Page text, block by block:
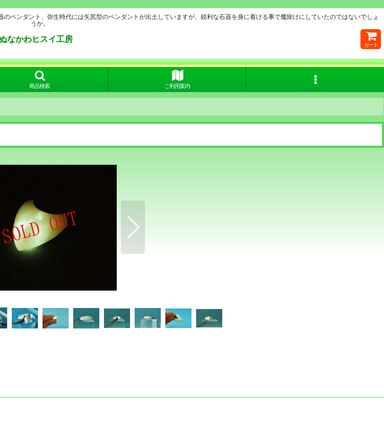
ペンダント、弥生時代には矢尻型のペンダントが出土していますが、鋭利な石器を身に着ける事で魔除けにしていたのではないでしょ
うか。
なかわヒスイ工房
カート
商品検索 ご利用案内